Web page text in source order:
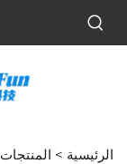
الرئيسية > المنتجات